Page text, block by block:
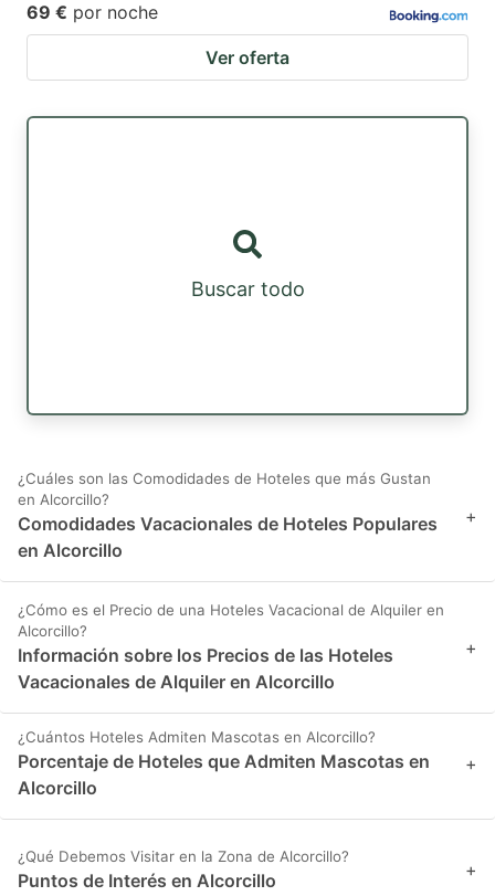
69 € por noche
Ver oferta
Buscar todo
¿Cuáles son las Comodidades de Hoteles que más Gustan
en Alcorcillo?
Comodidades Vacacionales de Hoteles Populares
en Alcorcillo
+
¿Cómo es el Precio de una Hoteles Vacacional de Alquiler en
Alcorcillo?
Información sobre los Precios de las Hoteles
Vacacionales de Alquiler en Alcorcillo
+
¿Cuántos Hoteles Admiten Mascotas en Alcorcillo?
Porcentaje de Hoteles que Admiten Mascotas en
Alcorcillo
+
¿Qué Debemos Visitar en la Zona de Alcorcillo?
Puntos de Interés en Alcorcillo +